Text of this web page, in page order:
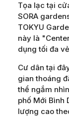
Tọa lạc tại
SORA
TOKYU
này là
dụng tối đa
Cư dân tại
gian thoáng
thể ngắm
phố Mới Bình
lượng cao